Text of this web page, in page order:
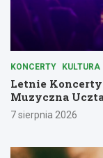
KONCERTY KULTURA
Letnie
Muzyczna
7 sierpnia 2026